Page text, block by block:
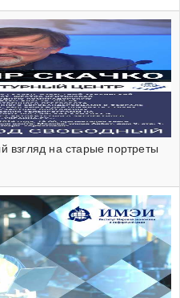
взгляд на старые портреты